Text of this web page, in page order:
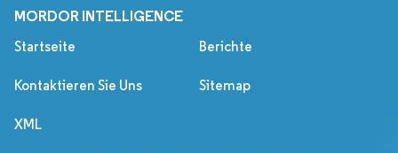
MORDOR INTELLIGENCE
Startseite Berichte
Kontaktieren Sie Uns Sitemap
XML